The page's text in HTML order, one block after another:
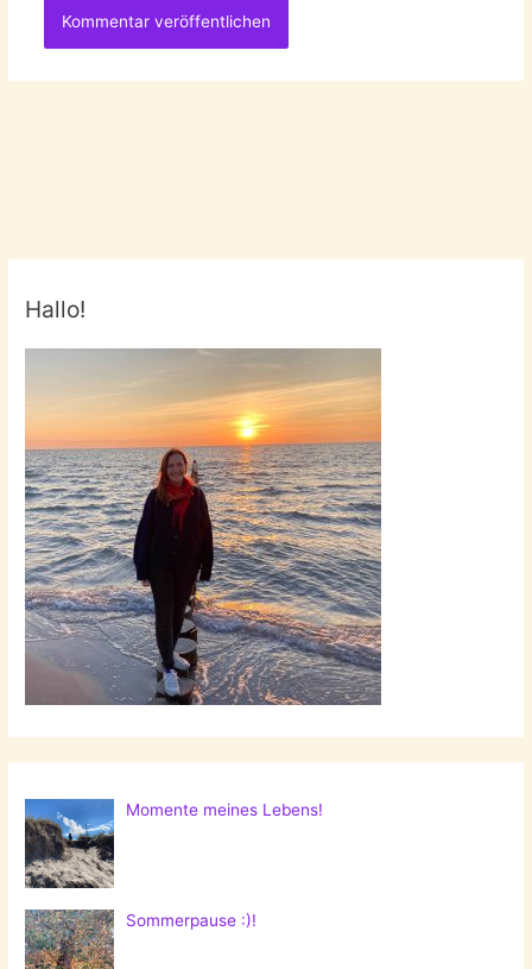
Hallo!
Momente meines Lebens!
Sommerpause :)!